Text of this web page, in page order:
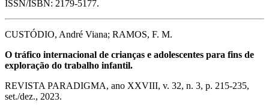
ISSN/ISBN: 2179-5177.
CUSTÓDIO, André Viana; RAMOS, F. M.
O tráfico internacional de crianças e adolescentes para fins de
exploração do trabalho infantil.
REVISTA PARADIGMA, ano XXVIII, v. 32, n. 3, p. 215-235,
set./dez., 2023.